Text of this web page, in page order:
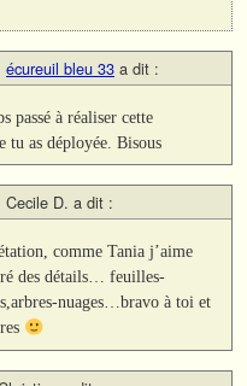
écureuil bleu 33 a dit :
passé à réaliser cette
tu as déployée. Bisous
Cecile D. a dit :
comme Tania j’aime
des détails… feuilles-
nuages…bravo à toi et